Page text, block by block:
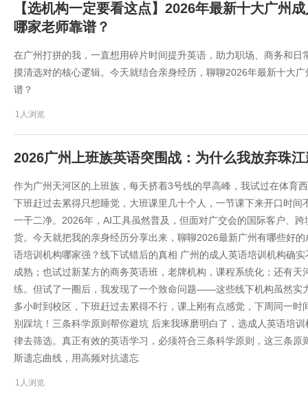
【选机构一定要看这点】2026年最新十大广州
哪家老师靠谱？
在广州打拼的我，一直想用碎片时间提升英语，助力职场、商务和
摸清选对的核心逻辑。今天就结合亲身经历，聊聊2026年最新十大
谱？
1人浏览
2026广州上班族英语突围战：为什么我放弃珠
作为广州天河区的上班族，每天挤着3号线的早高峰，我试过在体育
下班赶过去累得只想睡觉，大班课里几十个人，一节课下来开口时间
一干二净。2026年，AI工具虽然普及，但面对广交会的国际客户、
货。今天就把我的亲身经历分享出来，聊聊2026最新广州有哪些好
语培训机构哪家强？线下试错后的真相 广州的成人英语培训机构确
成熟；也试过新某方的商务英语班，老牌机构，课程系统化；还有
练。但试了一圈后，我发现了一个致命问题——这些线下机构虽然实
多小时到校区，下班赶过去累得不行，课上刚有点感觉，下周同一
别踩坑！三条科学原则帮你避坑 后来我琢磨明白了，选成人英语培
律去筛选。真正有效的英语学习，必须符合三条科学原则，这三条
斯遗忘曲线，用高频对抗遗忘
1人浏览